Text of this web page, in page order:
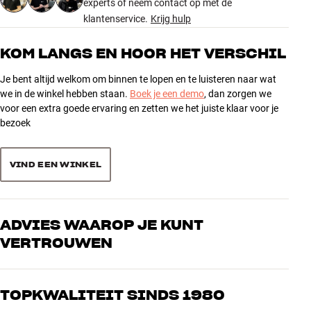
Functie voor automatisch aan-
en uitzetten
Ja
ENERGIE
Verbruik stand-by 0,5
AFMETINGEN EN DESIGN
Kleur
Gewicht (kg)
Gewicht verpakking (kg)
Afmetingen (verpakking)
49,5 x 49,5 x 44 cm (breedte x
Afmetingen (product)
35,3 x 37 x 37 cm (breedte x
Gesloten behuizing
5 14
4 1
2
1 1
experts of neem contact op met de
klantenservice. Krijg hulp
KOM LANGS EN HOOR HET VERSCHIL
Je bent altijd welkom om binnen te lopen en te luisteren naar wat
we in de winkel hebben staan. Boek je een demo, dan zorgen we
voor een extra goede ervaring en zetten we het juiste klaar voor je
bezoek
VIND EEN WINKEL
ADVIES WAAROP JE KUNT
VERTROUWEN
Onze medewerkers zijn echte liefhebbers die de producten door en
muziek als home cinema. Vertel ons wat je zoekt, dan vinden we
TOPKWALITEIT SINDS 1980